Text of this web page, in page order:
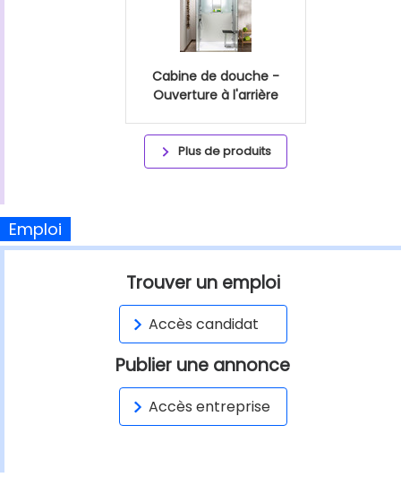
Cabine de douche -
Ouverture à l'arrière
Plus de produits
Emploi
Trouver un emploi
Accès candidat
Publier une annonce
Accès entreprise